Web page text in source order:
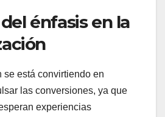
énfasis en la
se está convirtiendo en
las conversiones, ya que
experiencias